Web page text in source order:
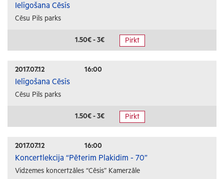
Ielīgošana Cēsīs
Cēsu Pils parks
1.50€ - 3€ Pirkt
2017.07.12 16:00
Ielīgošana Cēsīs
Cēsu Pils parks
1.50€ - 3€ Pirkt
2017.07.12 16:00
Koncertlekcija “Pēterim Plakidim - 70”
Vidzemes koncertzāles “Cēsis” Kamerzāle